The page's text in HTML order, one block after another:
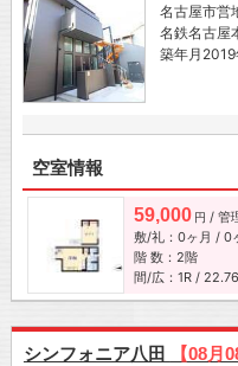
名古屋市営
名鉄名古屋
築年月2019
空室情報
59,000 円 / 管
敷/礼：0ヶ月 / 0
階 数：2階
間/広：1R /
シンフォニア八田 【08月